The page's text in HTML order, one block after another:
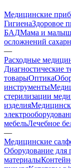
Медицинские
ГигиенаЗдоровое
БАДМама и малыш
осложнений
—
Расходные
Диагностические
товарыОптика
инструменты
стерилизации
изделия
мебельЛечебное
—
Медицинские
Оборудование для
материалы